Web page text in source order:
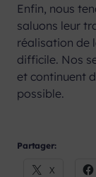
Enfin, nous
saluons leur
réalisation de
difficile. Nos
et continuent
possible.
Partager:
X